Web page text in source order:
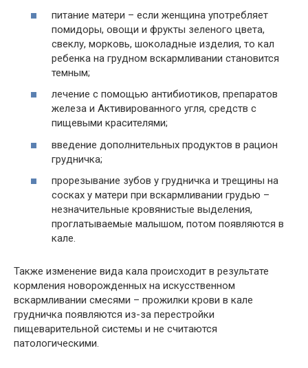
питание матери – если женщина употребляет
помидоры, овощи и фрукты зеленого цвета,
свеклу, морковь, шоколадные изделия, то кал
ребенка на грудном вскармливании становится
темным;
лечение с помощью антибиотиков, препаратов
железа и Активированного угля, средств с
пищевыми красителями;
введение дополнительных продуктов в рацион
грудничка;
прорезывание зубов у грудничка и трещины на
сосках у матери при вскармливании грудью –
незначительные кровянистые выделения,
проглатываемые малышом, потом появляются в
кале.
Также изменение вида кала происходит в результате
кормления новорожденных на искусственном
вскармливании смесями – прожилки крови в кале
грудничка появляются из-за перестройки
пищеварительной системы и не считаются
патологическими.